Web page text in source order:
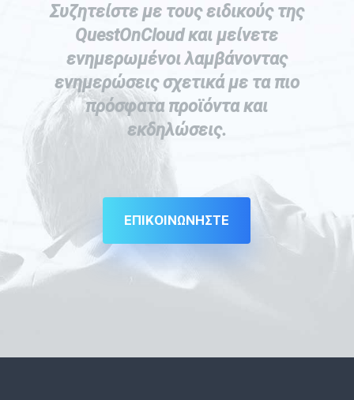
Συζητείστε με τους ειδικούς της
QuestOnCloud και μείνετε
ενημερωμένοι λαμβάνοντας
ενημερώσεις σχετικά με τα πιο
πρόσφατα προϊόντα και
εκδηλώσεις.
ΕΠΙΚΟΙΝΩΝΗΣΤΕ